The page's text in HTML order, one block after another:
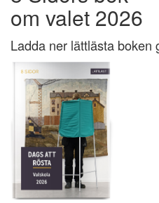
om valet 2026
Ladda ner lättlästa boken